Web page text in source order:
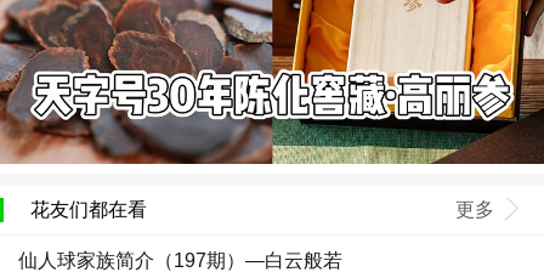
花友们都在看 更多
仙人球家族简介（197期）—白云般若